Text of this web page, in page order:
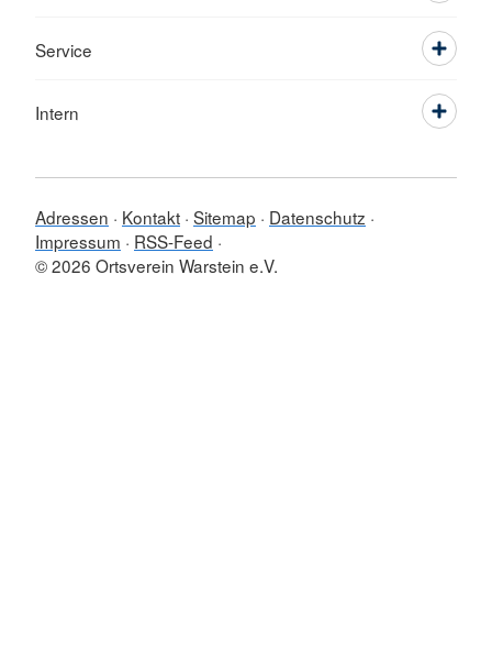
Service
Intern
Adressen Kontakt Sitemap
Datenschutz
Impressum
RSS-Feed
© 2026 Ortsverein Warstein e.V.